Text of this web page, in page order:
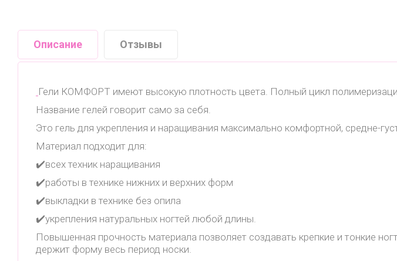
Описание Отзывы
Гели КОМФОРТ имеют высокую плотность цвета. Полный цикл
Название гелей говорит само за себя.
Это гель для укрепления и наращивания максимально комфортной, средне-
Материал подходит для:
✔️всех техник наращивания
✔️работы в технике нижних и верхних форм
✔️выкладки в технике без опила
✔️укрепления натуральных ногтей любой длины.
Повышенная прочность материала позволяет создавать крепкие и тонкие
держит форму весь период носки.